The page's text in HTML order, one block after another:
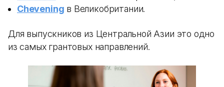
Chevening в Великобритании.
Для выпускников из Центральной Азии это одно
из самых грантовых направлений.